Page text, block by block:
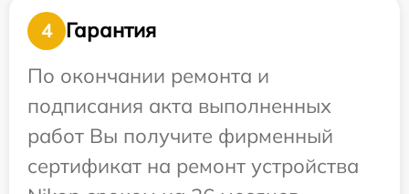
4
Гарантия
По окончании ремонта и
подписания акта выполненных
работ Вы получите фирменный
сертификат на ремонт устройства